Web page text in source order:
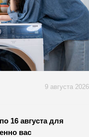
9 августа 2026
16 августа для
вас